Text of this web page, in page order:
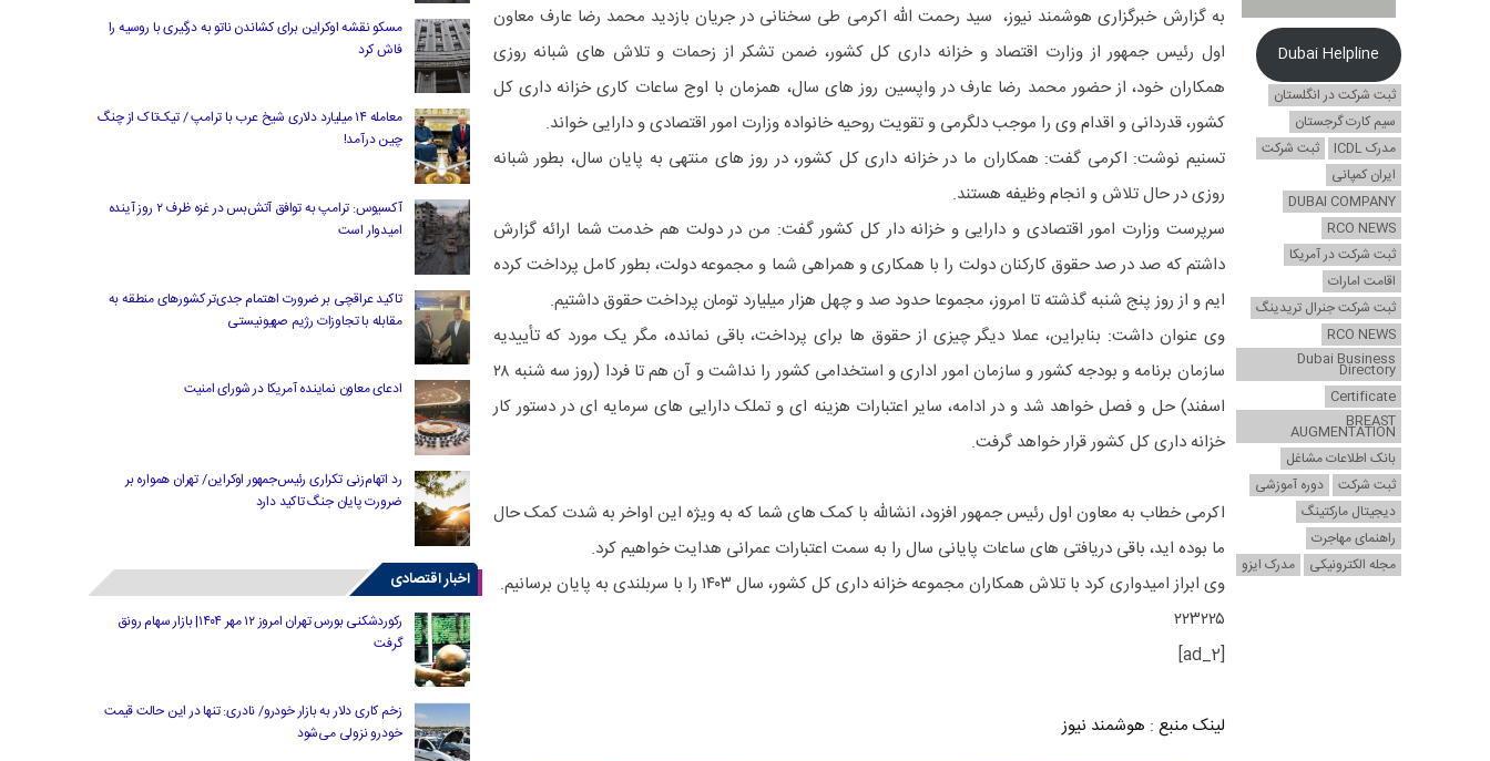
به گزارش خبرگزاری هوشمند نیوز، سید رحمت الله اکرمی طی سخنانی در جریان بازدید محمد رضا عارف معاون
اول رئیس جمهور از وزارت اقتصاد و خزانه داری کل کشور، ضمن تشکر از زحمات و تلاش های شبانه روزی
همکاران خود، از حضور محمد رضا عارف در واپسین روز های سال، همزمان با اوج ساعات کاری خزانه داری کل
کشور، قدردانی و اقدام وی را موجب دلگرمی و تقویت روحیه خانواده وزارت امور اقتصادی و دارایی خواند.
تسنیم نوشت: اکرمی گفت: همکاران ما در خزانه داری کل کشور، در روز های منتهی به پایان سال، بطور شبانه
روزی در حال تلاش و انجام وظیفه هستند.
سرپرست وزارت امور اقتصادی و دارایی و خزانه دار کل کشور گفت: من در دولت هم خدمت شما ارائه گزارش
داشتم که صد در صد حقوق کارکنان دولت را با همکاری و همراهی شما و مجموعه دولت، بطور کامل پرداخت کرده
ایم و از روز پنج شنبه گذشته تا امروز، مجموعا حدود صد و چهل هزار میلیارد تومان پرداخت حقوق داشتیم.
وی عنوان داشت: بنابراین، عملا دیگر چیزی از حقوق ها برای پرداخت، باقی نمانده، مگر یک مورد که تأییدیه
سازمان برنامه و بودجه کشور و سازمان امور اداری و استخدامی کشور را نداشت و آن هم تا فردا (روز سه شنبه ۲۸
اسفند) حل و فصل خواهد شد و در ادامه، سایر اعتبارات هزینه ای و تملک دارایی های سرمایه ای در دستور کار
خزانه داری کل کشور قرار خواهد گرفت.
اکرمی خطاب به معاون اول رئیس جمهور افزود، انشالله با کمک های شما که به ویژه این اواخر به شدت کمک حال
ما بوده اید، باقی دریافتی های ساعات پایانی سال را به سمت اعتبارات عمرانی هدایت خواهیم کرد.
وی ابراز امیدواری کرد با تلاش همکاران مجموعه خزانه داری کل کشور، سال ۱۴۰۳ را با سربلندی به پایان برسانیم.
۲۲۳۲۲۵
[ad_2]
لینک منبع : هوشمند نیوز
Dubai Helpline
ثبت شرکت در انگلستان
سیم کارت گرجستان
مدرک ICDL
ثبت شرکت
ایران کمپانی
DUBAI COMPANY
RCO NEWS
ثبت شرکت در آمریکا
اقامت امارات
ثبت شرکت جنرال تریدینگ
RCO NEWS
Dubai Business
Directory
Certificate
BREAST
AUGMENTATION
بانک اطلاعات مشاغل
ثبت شرکت
دوره آموزشی
دیجیتال مارکتینگ
راهنمای مهاجرت
مجله الکترونیکی
مدرک ایزو
مسکو نقشه اوکراین برای کشاندن ناتو به درگیری با روسیه را
فاش کرد
معامله ۱۴ میلیارد دلاری شیخ عرب با ترامپ / تیک‌تاک از چنگ
چین درآمد!
آکسیوس: ترامپ به توافق آتش‌بس در غزه ظرف ۲ روز آینده
امیدوار است
تاکید عراقچی بر ضرورت اهتمام جدی‌تر کشورهای منطقه به
مقابله با تجاوزات رژیم صهیونیستی
ادعای معاون نماینده آمریکا در شورای امنیت
رد اتهام‌زنی تکراری رئیس‌جمهور اوکراین/ تهران همواره بر
ضرورت پایان جنگ تاکید دارد
اخبار اقتصادی
رکوردشکنی بورس تهران امروز ۱۲ مهر ۱۴۰۴| بازار سهام رونق
گرفت
زخم کاری دلار به بازار خودرو/ نادری: تنها در این حالت قیمت
خودرو نزولی می‌شود